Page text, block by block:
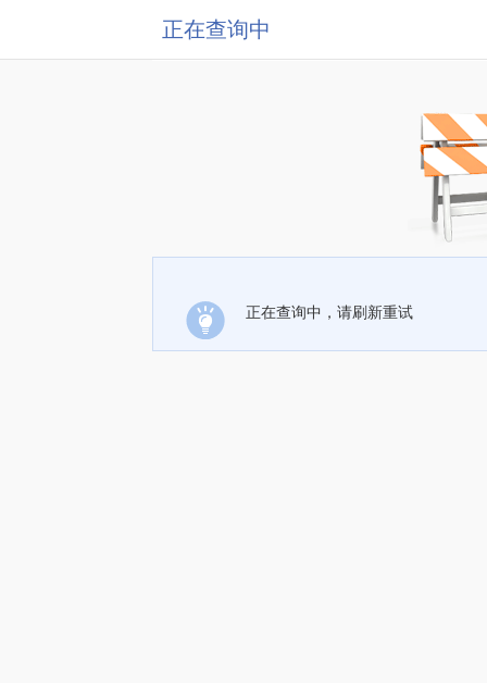
正在查询中
正在查询中，请刷新重试